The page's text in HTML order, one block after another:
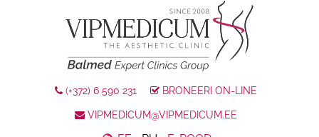
(+372) 6 590 231 BRONEERI ON-LINE
VIPMEDICUM@VIPMEDICUM.EE